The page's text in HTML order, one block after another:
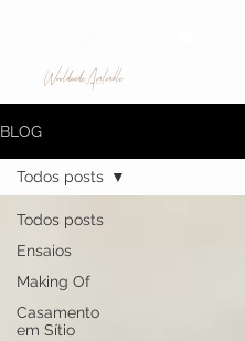
Worldwide Avaliable
BLOG
Todos posts
Ensaios
Making Of
Casamento
em Sítio
Todos posts